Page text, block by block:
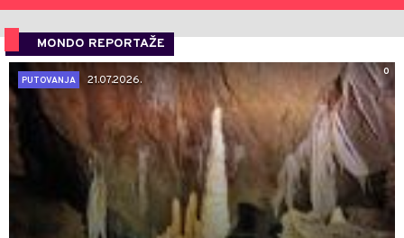
MONDO REPORTAŽE
0
PUTOVANJA
21.07.2026.